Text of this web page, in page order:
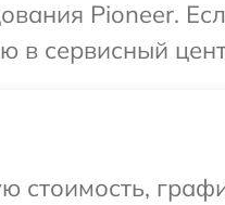
Pioneer.
в сервисный
стоимость,